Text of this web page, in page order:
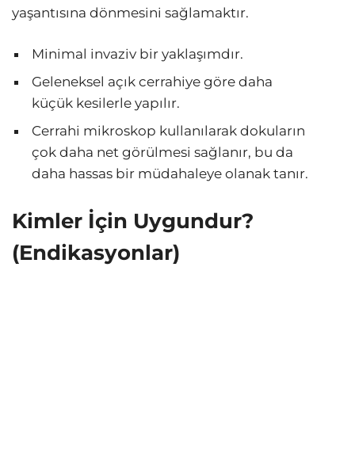
yaşantısına dönmesini sağlamaktır.
Minimal invaziv bir yaklaşımdır.
Geleneksel açık cerrahiye göre daha
küçük kesilerle yapılır.
Cerrahi mikroskop kullanılarak dokuların
çok daha net görülmesi sağlanır, bu da
daha hassas bir müdahaleye olanak tanır.
Kimler İçin Uygundur?
(Endikasyonlar)